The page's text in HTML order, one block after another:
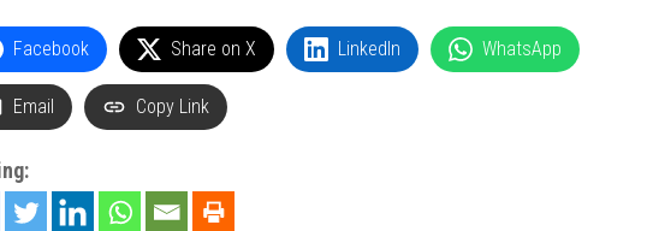
Facebook Share on X LinkedIn WhatsApp
Email Copy Link